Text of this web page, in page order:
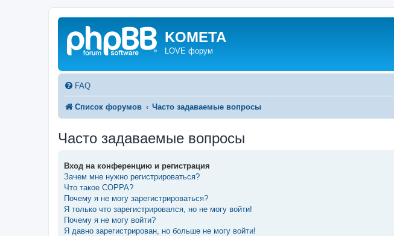
KOMETA
LOVE форум
FAQ
Список форумов Часто задаваемые вопросы
Часто задаваемые вопросы
Вход на конференцию и регистрация
Зачем мне нужно регистрироваться?
Что такое COPPA?
Почему я не могу зарегистрироваться?
Я только что зарегистрировался, но не могу войти!
Почему я не могу войти?
Я давно зарегистрирован, но больше не могу войти!